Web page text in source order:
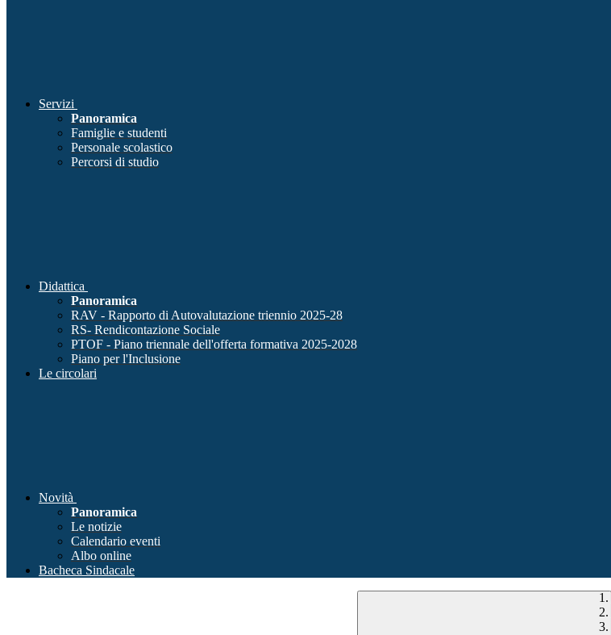
Servizi
Panoramica
Famiglie e studenti
Personale scolastico
Percorsi di studio
Didattica
Panoramica
RAV - Rapporto di Autovalutazione triennio 2025-28
RS- Rendicontazione Sociale
PTOF - Piano triennale dell'offerta formativa 2025-2028
Piano per l'Inclusione
Le circolari
Novità
Panoramica
Le notizie
Calendario eventi
Albo online
Bacheca Sindacale